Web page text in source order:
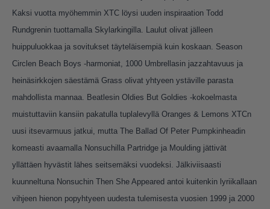
Kaksi vuotta myöhemmin XTC löysi uuden inspiraation Todd
Rundgrenin tuottamalla Skylarkingilla. Laulut olivat jälleen
huippuluokkaa ja sovitukset täyteläisempiä kuin koskaan. Season
Circlen Beach Boys -harmoniat, 1000 Umbrellasin jazzahtavuus ja
heinäsirkkojen säestämä Grass olivat yhtyeen ystäville parasta
mahdollista mannaa. Beatlesin Oldies But Goldies -kokoelmasta
muistuttaviin kansiin pakatulla tuplalevyllä Oranges & Lemons XTCn
uusi itsevarmuus jatkui, mutta The Ballad Of Peter Pumpkinheadin
komeasti avaamalla Nonsuchilla Partridge ja Moulding jättivät
yllättäen hyvästit lähes seitsemäksi vuodeksi. Jälkiviisaasti
kuunneltuna Nonsuchin Then She Appeared antoi kuitenkin lyriikallaan
vihjeen hienon popyhtyeen uudesta tulemisesta vuosien 1999 ja 2000